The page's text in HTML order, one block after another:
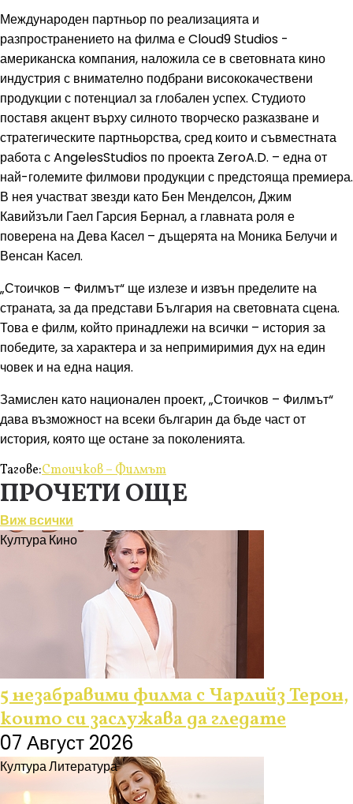
Международен партньор по реализацията и
разпространението на филма е Cloud9 Studios -
американска компания, наложила се в световната кино
индустрия с внимателно подбрани висококачествени
продукции с потенциал за глобален успех. Студиото
поставя акцент върху силното творческо разказване и
стратегическите партньорства, сред които и съвместната
работа с AngelesStudios по проекта ZeroA.D. – една от
най-големите филмови продукции с предстояща премиера.
В нея участват звезди като Бен Менделсон, Джим
Кавийзъли Гаел Гарсия Бернал, а главната роля е
поверена на Дева Касел – дъщерята на Моника Белучи и
Венсан Касел.
„Стоичков – Филмът“ ще излезе и извън пределите на
страната, за да представи България на световната сцена.
Това е филм, който принадлежи на всички – история за
победите, за характера и за непримиримия дух на един
човек и на една нация.
Замислен като национален проект, „Стоичков – Филмът“
дава възможност на всеки българин да бъде част от
история, която ще остане за поколенията.
Тагове:Стоичков – Филмът
ПРОЧЕТИ ОЩЕ
Виж всички
КултураКино
5 незабравими филма с Чарлийз Терон,
които си заслужава да гледате
07 Август 2026
КултураЛитература